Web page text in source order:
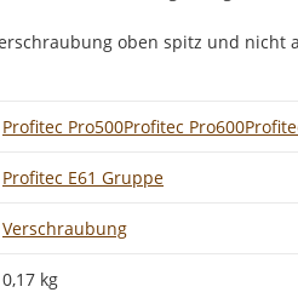
oben spitz und
Profitec Pro500Profitec Pro600
Profitec E61 Gruppe
Verschraubung
0,17 kg